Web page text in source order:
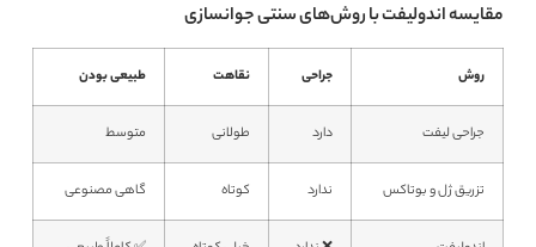
مقایسه اندولیفت با روش‌های سنتی جوانسازی
روش جراحی نقاهت طبیعی بودن
جراحی لیفت دارد طولانی متوسط
تزریق ژل و بوتاکس ندارد کوتاه گاهی مصنوعی